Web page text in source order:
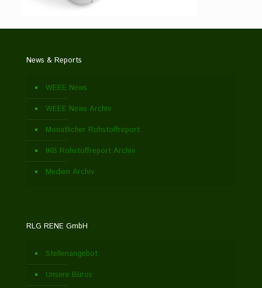
News & Reports
WEEE News
WEEE News Archiv
Monatlicher Rohstoffreport
IKB Rohstoffreport Archiv
Medien Archiv
RLG RENE GmbH
Stellenangebot
Unsere Büros